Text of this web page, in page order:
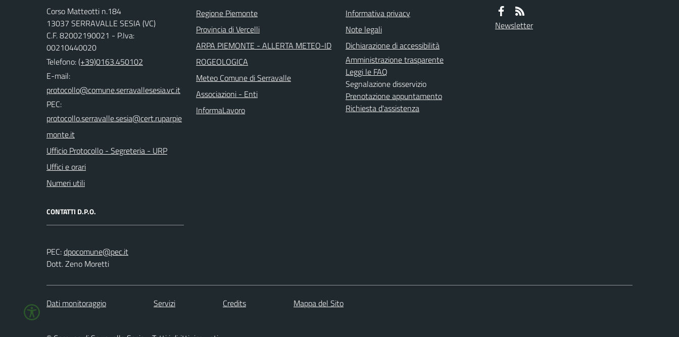
Corso Matteotti n.184
13037 SERRAVALLE SESIA (VC)
C.F. 82002190021 - P.Iva:
00210440020
Telefono:(+39)0163.450102
E-mail:
PEC:
Ufficio Protocollo - Segreteria - URP
Uffici e orari
Numeri utili
CONTATTI D.P.O.
PEC:
Dott. Zeno Moretti
Regione Piemonte
Provincia di Vercelli
ARPA PIEMONTE - ALLERTA METEO-ID
ROGEOLOGICA
Meteo Comune di Serravalle
Associazioni - Enti
InformaLavoro
Informativa privacy
Note legali
Dichiarazione di accessibilità
Amministrazione trasparente
Leggi le FAQ
Segnalazione disservizio
Prenotazione appuntamento
Richiesta d'assistenza
Newsletter
Dati monitoraggio Servizi Credits Mappa del Sito